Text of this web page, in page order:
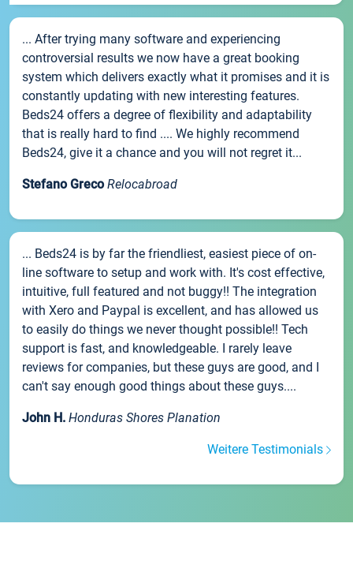
... After trying many software and experiencing
controversial results we now have a great booking
system which delivers exactly what it promises and it is
constantly updating with new interesting features.
Beds24 offers a degree of flexibility and adaptability
that is really hard to find .... We highly recommend
Beds24, give it a chance and you will not regret it...
Stefano Greco Relocabroad
... Beds24 is by far the friendliest, easiest piece of on-
line software to setup and work with. It's cost effective,
intuitive, full featured and not buggy!! The integration
with Xero and Paypal is excellent, and has allowed us
to easily do things we never thought possible!! Tech
support is fast, and knowledgeable. I rarely leave
reviews for companies, but these guys are good, and I
can't say enough good things about these guys....
John H. Honduras Shores Planation
Weitere Testimonials